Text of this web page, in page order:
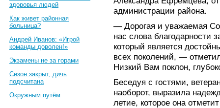
здоровья людей
Как живет районная
больница?
Андрей Иванов: «Игрой
команды доволен!»
Экзамены не за горами
Сезон закрыт, дичь
подсчитана
Окружным путём
администрации района.
— Дорогая и уважаемая
нас слова благодарности
который является
всех поколений, —
Низкий Вам поклон,
Беседуя с гостями,
наоборот, выразила
летие, которое она